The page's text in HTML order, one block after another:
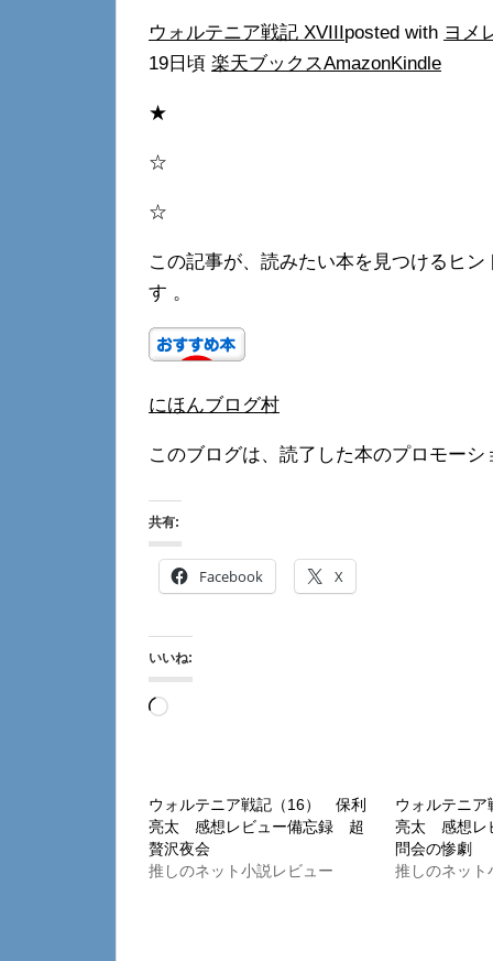
ウォルテニア戦記 XVIII posted with ヨメ
19日頃 楽天ブックスAmazonKindle
★
☆
☆
この記事が、読みたい本を見つけるヒ
す 。
にほんブログ村
このブログは、読了した本のプロモー
共有:
Facebook X
いいね:
読
み
中…
ウォルテニア戦記（16） 保利
亮太 感想レビュー備忘録 超
贅沢夜会
推しのネット小説レビュー
ウォルテニ
亮太 感想レ
問会の惨劇
推しのネット